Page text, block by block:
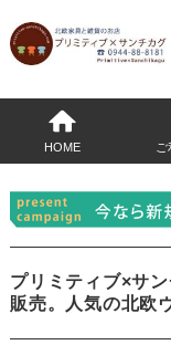
HOME
プリミティブ×サ
販売。人気の北欧